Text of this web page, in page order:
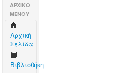
AΡΧΙΚΟ
ΜΕΝΟΥ
Aρχική
Σελίδα
Βιβλιοθήκη